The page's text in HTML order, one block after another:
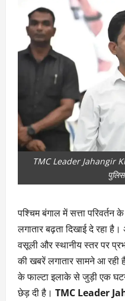
TMC Leader Jahangir
पुलिस
पश्चिम बंगाल में सत्ता परिवर्तन
लगातार बढ़ता दिखाई दे रहा
वसूली और स्थानीय स्तर पर
की खबरें लगातार सामने आ रही
के फाल्टा इलाके से जुड़ी एक
छेड़ दी है। TMC Leader